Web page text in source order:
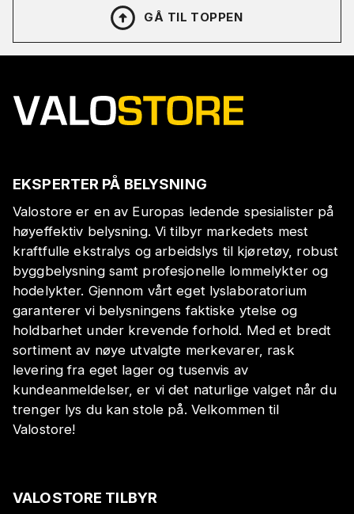
GÅ TIL TOPPEN
EKSPERTER PÅ BELYSNING
Valostore er en av Europas ledende spesialister på
høyeffektiv belysning. Vi tilbyr markedets mest
kraftfulle ekstralys og arbeidslys til kjøretøy, robust
byggbelysning samt profesjonelle lommelykter og
hodelykter. Gjennom vårt eget lyslaboratorium
garanterer vi belysningens faktiske ytelse og
holdbarhet under krevende forhold. Med et bredt
sortiment av nøye utvalgte merkevarer, rask
levering fra eget lager og tusenvis av
kundeanmeldelser, er vi det naturlige valget når du
trenger lys du kan stole på. Velkommen til
Valostore!
VALOSTORE TILBYR